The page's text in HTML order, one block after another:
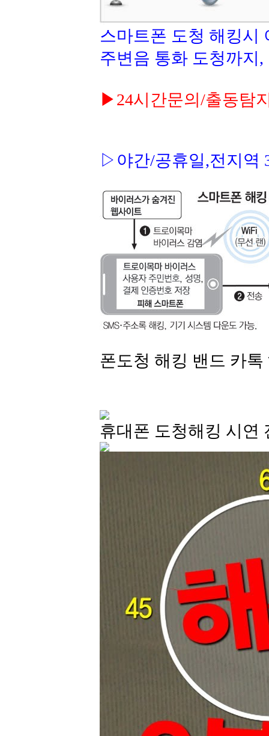
스마트폰 도청 해킹시
주변음 통화 도청까지
▶24시간문의/출동탐
▷야간/공휴일,전지역
폰도청 해킹 밴드 카
휴대폰 도청해킹 시연